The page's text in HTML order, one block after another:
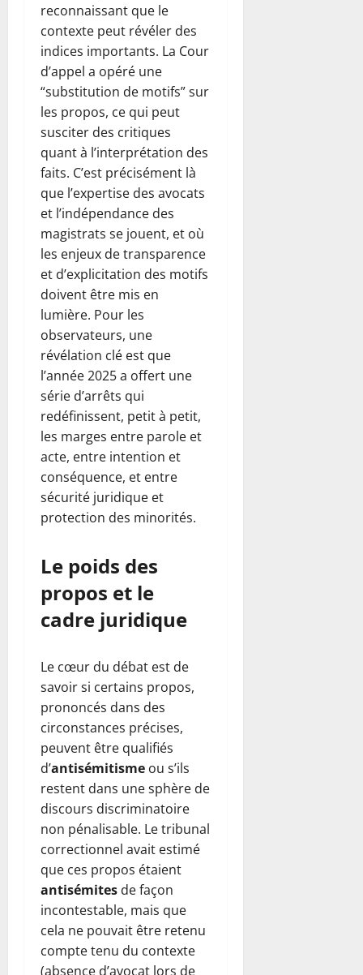
reconnaissant que le
contexte peut révéler des
indices importants. La Cour
d’appel a opéré une
“substitution de motifs” sur
les propos, ce qui peut
susciter des critiques
quant à l’interprétation des
faits. C’est précisément là
que l’expertise des avocats
et l’indépendance des
magistrats se jouent, et où
les enjeux de transparence
et d’explicitation des motifs
doivent être mis en
lumière. Pour les
observateurs, une
révélation clé est que
l’année 2025 a offert une
série d’arrêts qui
redéfinissent, petit à petit,
les marges entre parole et
acte, entre intention et
conséquence, et entre
sécurité juridique et
protection des minorités.
Le poids des
propos et le
cadre juridique
Le cœur du débat est de
savoir si certains propos,
prononcés dans des
circonstances précises,
peuvent être qualifiés
d’antisémitisme ou s’ils
restent dans une sphère de
discours discriminatoire
non pénalisable. Le tribunal
correctionnel avait estimé
que ces propos étaient
antisémites de façon
incontestable, mais que
cela ne pouvait être retenu
compte tenu du contexte
(absence d’avocat lors de